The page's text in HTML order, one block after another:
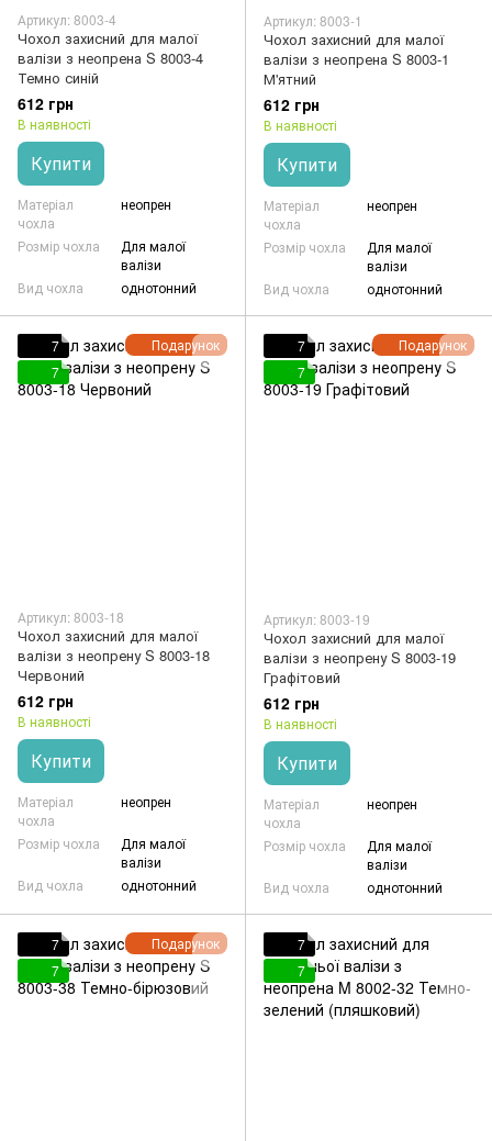
Артикул: 8003-4
Чохол захисний для малої
валізи з неопрена S 8003-4
Темно синій
612 грн
В наявності
Купити
Матеріал
чохла
неопрен
Розмір чохла
Для малої
валізи
Вид чохла
однотонний
Артикул: 8003-1
Чохол захисний для малої
валізи з неопрена S 8003-1
М'ятний
612 грн
В наявності
Купити
Матеріал
чохла
неопрен
Розмір чохла
Для малої
валізи
Вид чохла
однотонний
Подарунок
7
7
Артикул: 8003-18
Чохол захисний для малої
валізи з неопрену S 8003-18
Червоний
612 грн
В наявності
Купити
Матеріал
чохла
неопрен
Розмір чохла
Для малої
валізи
Вид чохла
однотонний
Подарунок
7
7
Артикул: 8003-19
Чохол захисний для малої
валізи з неопрену S 8003-19
Графітовий
612 грн
В наявності
Купити
Матеріал
чохла
неопрен
Розмір чохла
Для малої
валізи
Вид чохла
однотонний
Подарунок
7
7
7
7